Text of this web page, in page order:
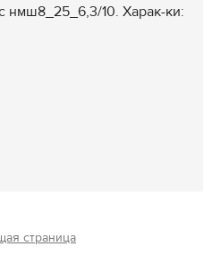
10. Харак-ки:
страница